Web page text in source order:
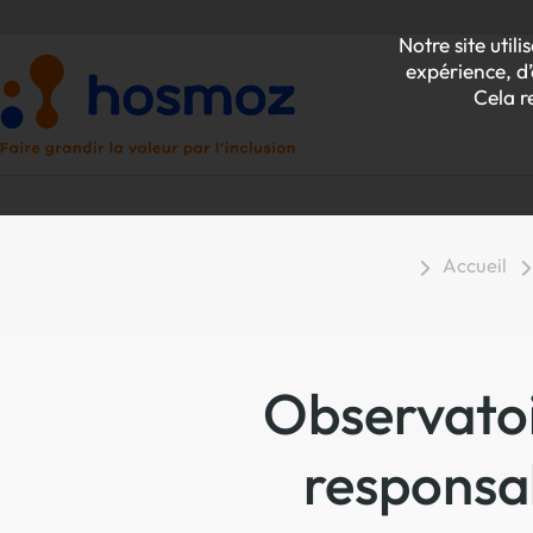
Notre site
expérience,
Cela
Accueil